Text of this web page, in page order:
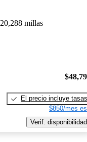
20,288 millas
El precio incluye tasas
$850/mes
Verif. disponibilidad